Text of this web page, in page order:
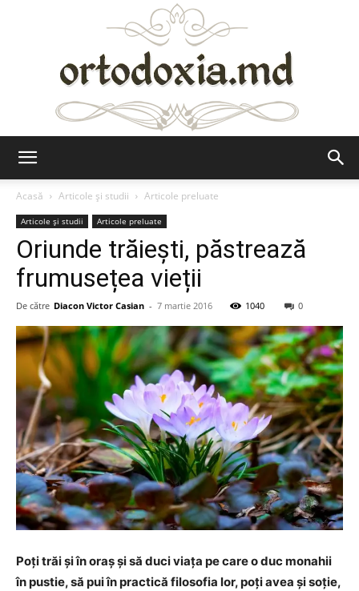
Acasă
Articole şi studii Articole preluate
Articole şi studii Articole preluate
Oriunde trăiești, păstrează
frumusețea vieții
De către Diacon Victor Casian - 7 martie 2016 1040 0
Poţi trăi şi în oraş şi să duci viaţa pe care o duc monahii
în pustie, să pui în practică filosofia lor, poţi avea şi soţie,